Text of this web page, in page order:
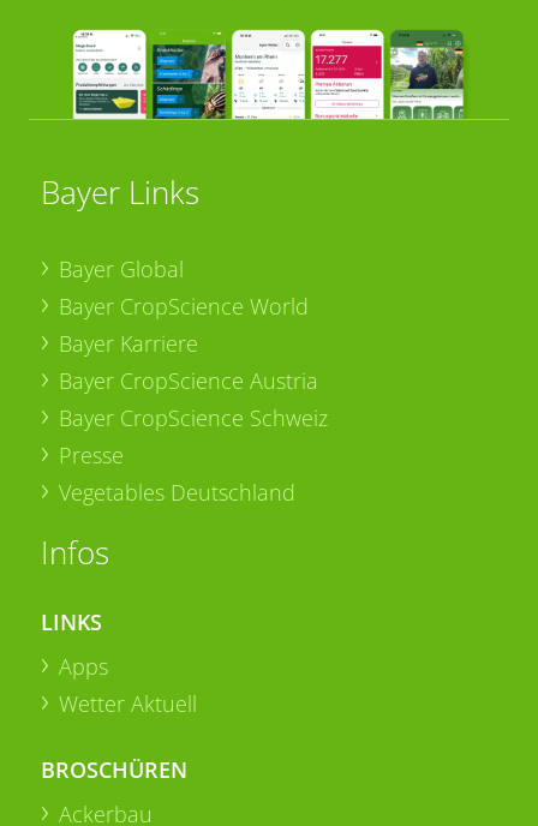
Bayer Links
Bayer Global
Bayer CropScience World
Bayer Karriere
Bayer CropScience Austria
Bayer CropScience Schweiz
Presse
Vegetables Deutschland
Infos
LINKS
Apps
Wetter Aktuell
BROSCHÜREN
Ackerbau